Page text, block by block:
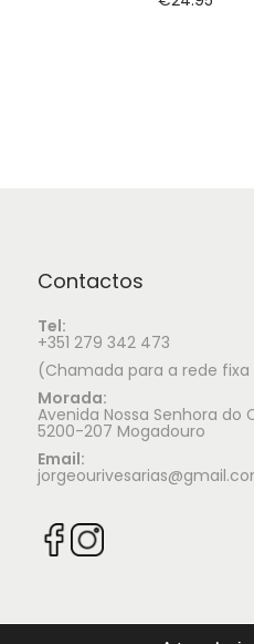
Contactos
Tel:
+351 279 342 473
(Chamada para a rede
Morada:
Avenida Nossa Senhora do
5200-207 Mogadouro
Email: